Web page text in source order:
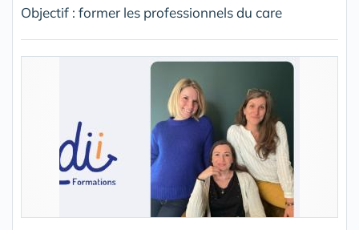
Objectif : former les professionnels du care